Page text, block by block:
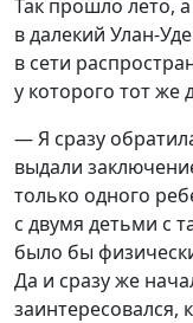
Так прошло лето,
в далекий Улан-
в сети
у которого тот же
— Я сразу
выдали
только одного
с двумя детьми с
было бы
Да и сразу же
заинтересовался,